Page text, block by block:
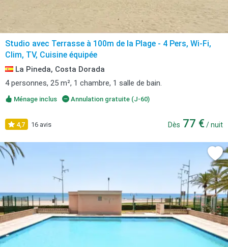
Studio avec Terrasse à 100m de la Plage - 4 Pers, Wi-Fi,
Clim, TV, Cuisine équipée
La Pineda, Costa Dorada
4 personnes, 25 m², 1 chambre, 1 salle de bain.
Ménage inclus Annulation gratuite (J-60)
4,7 16 avis Dès 77 € / nuit